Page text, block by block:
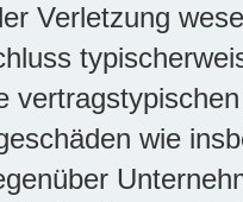
Verletzung
wie